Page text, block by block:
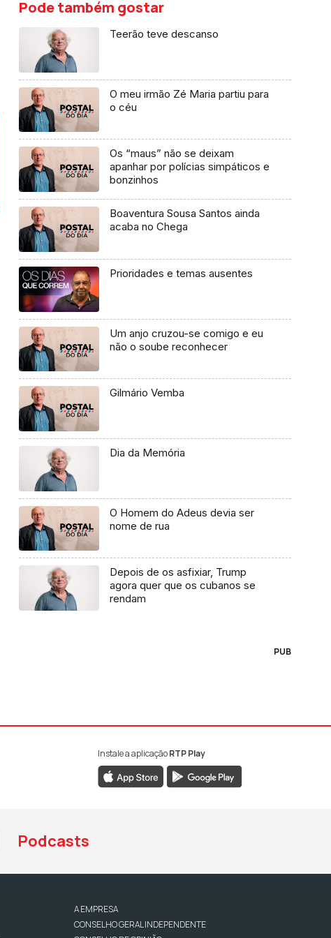
Pode também gostar
Teerão teve descanso
O meu irmão Zé Maria partiu para
o céu
Os “maus” não se deixam
apanhar por polícias simpáticos e
bonzinhos
Boaventura Sousa Santos ainda
acaba no Chega
Prioridades e temas ausentes
Um anjo cruzou-se comigo e eu
não o soube reconhecer
Gilmário Vemba
Dia da Memória
O Homem do Adeus devia ser
nome de rua
Depois de os asfixiar, Trump
agora quer que os cubanos se
rendam
PUB
da RTP Antena 1
da RTP Antena 1
ao YouTube da RTP Antena 1
Instale a aplicaçãoRTP Play
Podcasts
A EMPRESA
CONSELHO GERAL INDEPENDENTE